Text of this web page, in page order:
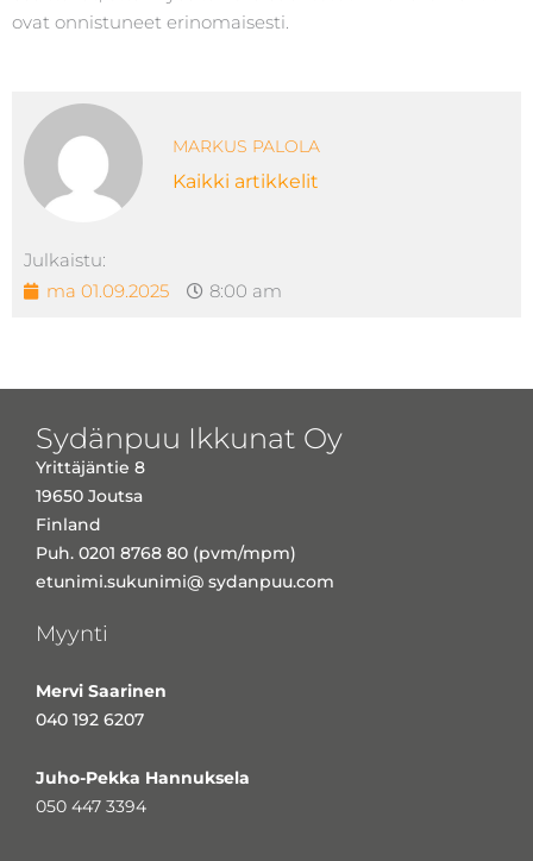
ovat onnistuneet erinomaisesti.
MARKUS PALOLA
Kaikki artikkelit
Julkaistu:
ma 01.09.2025
8:00 am
Sydänpuu Ikkunat Oy
Yrittäjäntie 8
19650 Joutsa
Finland
Puh. 0201 8768 80 (pvm/mpm)
etunimi.sukunimi@ sydanpuu.com
Myynti
Mervi Saarinen
040 192 6207
Juho-Pekka Hannuksela
050 447 3394